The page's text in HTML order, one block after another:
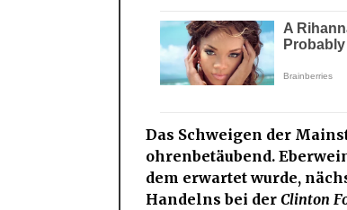
Das Schweigen der
ohrenbetäubend.
dem erwartet wurde,
Handelns bei der Clinton